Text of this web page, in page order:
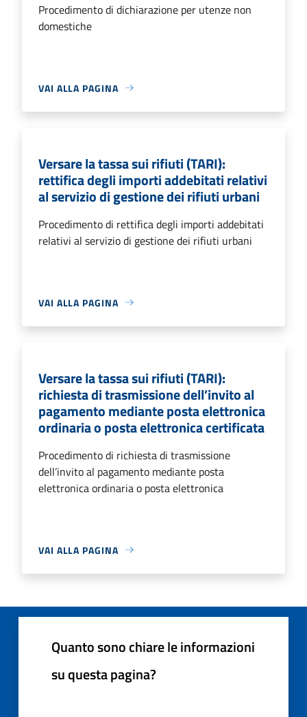
Procedimento di dichiarazione per utenze non
domestiche
VAI ALLA PAGINA
Versare la tassa sui rifiuti (TARI):
rettifica degli importi addebitati relativi
al servizio di gestione dei rifiuti urbani
Procedimento di rettifica degli importi addebitati
relativi al servizio di gestione dei rifiuti urbani
VAI ALLA PAGINA
Versare la tassa sui rifiuti (TARI):
richiesta di trasmissione dell’invito al
pagamento mediante posta elettronica
ordinaria o posta elettronica certificata
Procedimento di richiesta di trasmissione
dell’invito al pagamento mediante posta
elettronica ordinaria o posta elettronica
VAI ALLA PAGINA
Quanto sono chiare le informazioni
su questa pagina?